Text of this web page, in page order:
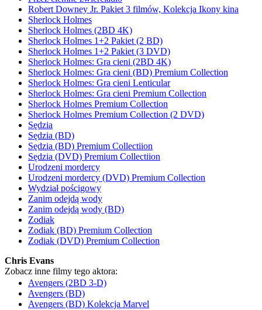
Robert Downey Jr. Pakiet 3 filmów, Kolekcja Ikony kina
Sherlock Holmes
Sherlock Holmes (2BD 4K)
Sherlock Holmes 1+2 Pakiet (2 BD)
Sherlock Holmes 1+2 Pakiet (3 DVD)
Sherlock Holmes: Gra cieni (2BD 4K)
Sherlock Holmes: Gra cieni (BD) Premium Collection
Sherlock Holmes: Gra cieni Lenticular
Sherlock Holmes: Gra cieni Premium Collection
Sherlock Holmes Premium Collection
Sherlock Holmes Premium Collection (2 DVD)
Sędzia
Sędzia (BD)
Sędzia (BD) Premium Collectiion
Sędzia (DVD) Premium Collectiion
Urodzeni mordercy
Urodzeni mordercy (DVD) Premium Collection
Wydział pościgowy
Zanim odejdą wody
Zanim odejdą wody (BD)
Zodiak
Zodiak (BD) Premium Collection
Zodiak (DVD) Premium Collection
Chris Evans
Zobacz inne filmy tego aktora:
Avengers (2BD 3-D)
Avengers (BD)
Avengers (BD) Kolekcja Marvel